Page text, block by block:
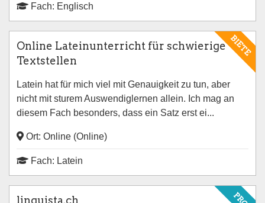
Fach: Englisch
BIETE
Online Lateinunterricht für schwierige
Textstellen
Latein hat für mich viel mit Genauigkeit zu tun, aber
nicht mit sturem Auswendiglernen allein. Ich mag an
diesem Fach besonders, dass ein Satz erst ei...
Ort: Online (Online)
Fach: Latein
linguista.ch